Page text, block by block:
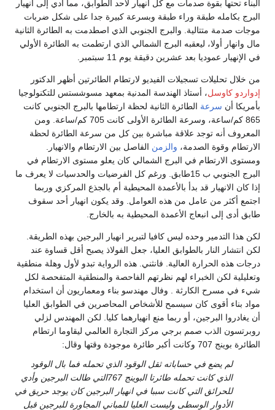
البناء تحتها بقوة صدمات مع كل انهيار لأحد الطوابق، مما أدي إلى انهيار
البرج بكامله طبقة وراء طبقة وبسرعة كبيرة جدا على شكل ضربات
موجات صدمة متتالية. والبرج الجنوبي الذي اصطدمت به الطائرة الثانية
مال وانهار أولا، ليعقبه البرج الشمالي الذي ارتطمت به الطائرة الأولي
في الإنهيار عموديا بعد عشرين دقيقة يوم 11 سبتمبر.
من خلال تحليلات تسجيلات الفيديو لارتطام الطائرتين أظهر الدكتور
إدواردو كاوسل، أستاذ الهندسة المدنية بمعهد مسوشستس للتكنولوجيا
بأمريكا أن سرعة الطائرة الثانية لحظة ارتطامها بالبرج الجنوبي كانت
865 كم/ساعة، وسرعة الطائرة الأولى كانت 705 كم/ساعة. ومن
المعروف أنه توجد علاقة مباشرة بين كل من سرعة الطائرة لحظة
الارتطام وقوة الصدمة، والزمن الفاصل بين الارتطام والانهيار.
ومستوى الارتطام في البرج الشمالي كان يعلو مستوى الارتطام في
البرج الجنوبي ب 15طابق. ورغم كل الفرضيات والحدسيات لا يعرف ما
إذا كان الانهيار قد بدأ بالأعمدة المحيطية أم بالجذع المركزي وربما
اجتمع أكثر من عامل من هذه العوامل. وقد يكون انهيار أحد سقوف
طابق أدى إلى انبعاج الأعمدة المحيطية به بالخارج.
لكن هذا التدمير وحده ليس كافيا لتبرير انهيار البرجين بهذه الطريقة.
لكن انتشار النار بالطوابق العليا، جعل الفولاذ يصبح أقل قساوة عند
درجات هذه الحرارة العالية. فانثني. هذه الرواية تبدو لأول وهلة منطقية
وتعليلية لكن الخبراء لهم نظرتهم الفاحصة والمنطقية المتفحصة لكل
شيء في مسرح الكارثة . وفال مهندسو بناء ومعماريون أن استخدام
مواد بناء أقوى كان سيسمح للأشخاص المحاصرين في الطوابق العليا
أن يغادروا البرجين، أو ربما منع انهيارهما كليا. لكن المهندس لزلي
روبرتسون الذب صمم برجي مركز التجارة العالمي ليقاوما ارتطام
الطائرة بوينج 707 وكانت أكبر طائرة موجودة وقتها وقال:
لم يضع في حساباته ثقل الوقود الذي تحمله فما بال الوقود
الذي كانت تحمله طائرتا البوينج 767التي طالت البرجين وأدي
للحرائق التي كانت سببا في انهيار البرجين كان يوجد حريق في
الأدوار الوسطى وليست العليا للمباني المجاورة للبرجين قبل